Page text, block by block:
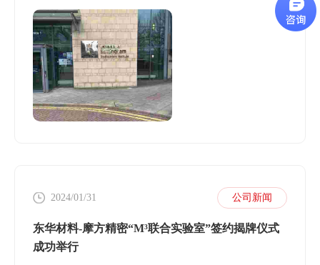
2024/01/31 公司新闻
东华材料-摩方精密“M³联合实验室”签约揭牌仪式
成功举行